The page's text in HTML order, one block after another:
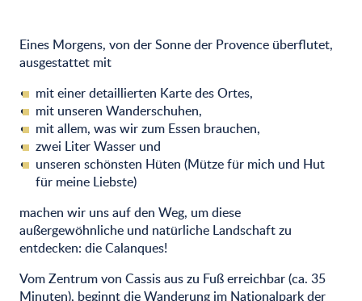
Eines Morgens, von der Sonne der Provence überflutet,
ausgestattet mit
mit einer detaillierten Karte des Ortes,
mit unseren Wanderschuhen,
mit allem, was wir zum Essen brauchen,
zwei Liter Wasser und
unseren schönsten Hüten (Mütze für mich und Hut
für meine Liebste)
machen wir uns auf den Weg, um diese
außergewöhnliche und natürliche Landschaft zu
entdecken: die Calanques!
Vom Zentrum von Cassis aus zu Fuß erreichbar (ca. 35
Minuten), beginnt die Wanderung im Nationalpark der